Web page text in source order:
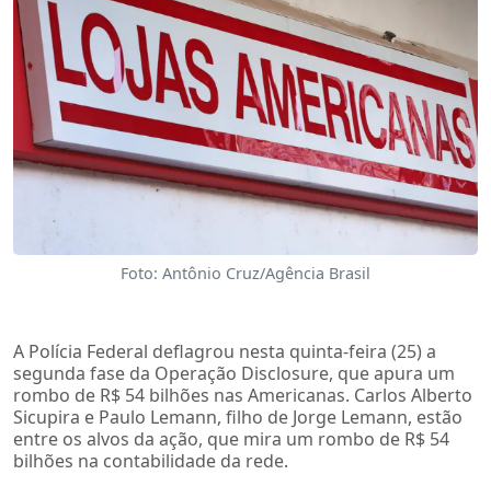
Foto: Antônio Cruz/Agência Brasil
A Polícia Federal deflagrou nesta quinta-feira (25) a
segunda fase da Operação Disclosure, que apura um
rombo de R$ 54 bilhões nas Americanas. Carlos Alberto
Sicupira e Paulo Lemann, filho de Jorge Lemann, estão
entre os alvos da ação, que mira um rombo de R$ 54
bilhões na contabilidade da rede.